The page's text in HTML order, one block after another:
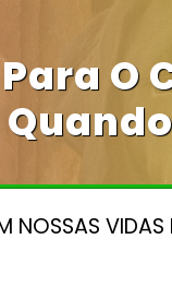
O
NOSSAS VIDAS